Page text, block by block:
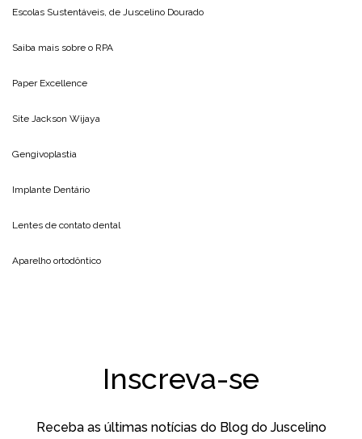
Escolas Sustentáveis, de Juscelino Dourado
Saiba mais sobre o RPA
Paper Excellence
Site Jackson Wijaya
Gengivoplastia
Implante Dentário
Lentes de contato dental
Aparelho ortodôntico
Inscreva-se
Receba as últimas notícias do Blog do Juscelino